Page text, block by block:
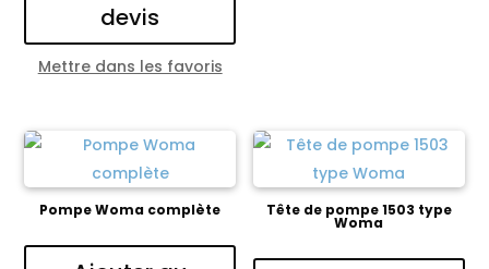
devis
Mettre dans les favoris
Pompe Woma complète Tête de pompe 1503 type
Woma